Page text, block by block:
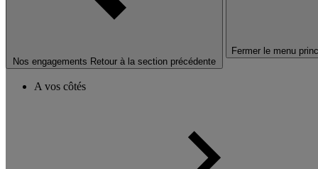
Nos engagements Retour à la section précédente
Fermer le menu
A vos côtés